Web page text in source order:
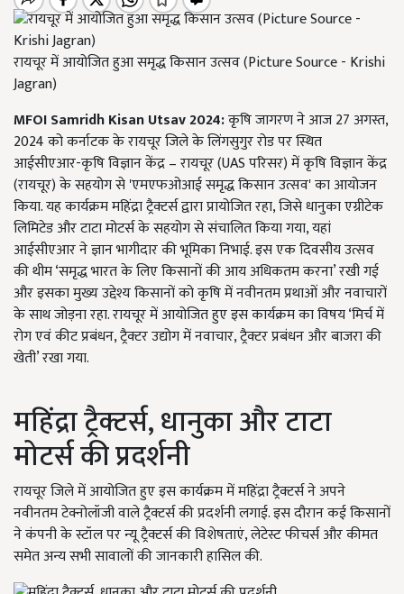
रायचूर में आयोजित हुआ समृद्ध किसान उत्सव (Picture Source - Krishi
Jagran)
MFOI Samridh Kisan Utsav 2024:कृषि जागरण ने आज 27 अगस्त,
2024 को कर्नाटक के रायचूर जिले के लिंगसुगुर रोड पर स्थित
आईसीएआर-कृषि विज्ञान केंद्र – रायचूर (UAS परिसर) में कृषि विज्ञान केंद्र
(रायचूर) के सहयोग से 'एमएफओआई समृद्ध किसान उत्सव' का आयोजन
किया. यह कार्यक्रम महिंद्रा ट्रैक्टर्स द्वारा प्रायोजित रहा, जिसे धानुका एग्रीटेक
लिमिटेड और टाटा मोटर्स के सहयोग से संचालित किया गया, यहां
आईसीएआर ने ज्ञान भागीदार की भूमिका निभाई. इस एक दिवसीय उत्सव
की थीम ‘समृद्ध भारत के लिए किसानों की आय अधिकतम करना’ रखी गई
और इसका मुख्य उद्देश्य किसानों को कृषि में नवीनतम प्रथाओं और नवाचारों
के साथ जोड़ना रहा. रायचूर में आयोजित हुए इस कार्यक्रम का विषय ‘मिर्च में
रोग एवं कीट प्रबंधन, ट्रैक्टर उद्योग में नवाचार, ट्रैक्टर प्रबंधन और बाजरा की
खेती’ रखा गया.
महिंद्रा ट्रैक्टर्स, धानुका और टाटा
मोटर्स की प्रदर्शनी
रायचूर जिले में आयोजित हुए इस कार्यक्रम में महिंद्रा ट्रैक्टर्स ने अपने
नवीनतम टेक्नोलॉजी वाले ट्रैक्टर्स की प्रदर्शनी लगाई. इस दौरान कई किसानों
ने कंपनी के स्टॉल पर न्यू ट्रैक्टर्स की विशेषताएं, लेटेस्ट फीचर्स और कीमत
समेत अन्य सभी सावालों की जानकारी हासिल की.